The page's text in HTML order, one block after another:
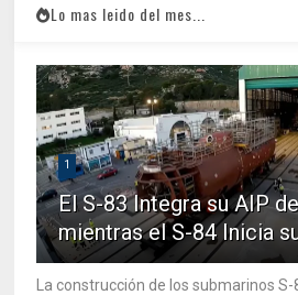
Lo mas leido del mes...
1
El S-83 Integra su AIP
mientras el S-84 Inicia
La construcción de los submarinos S-